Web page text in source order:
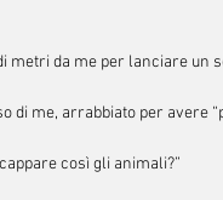
metri da me per lanciare un
di me, arrabbiato per avere
così gli animali?”